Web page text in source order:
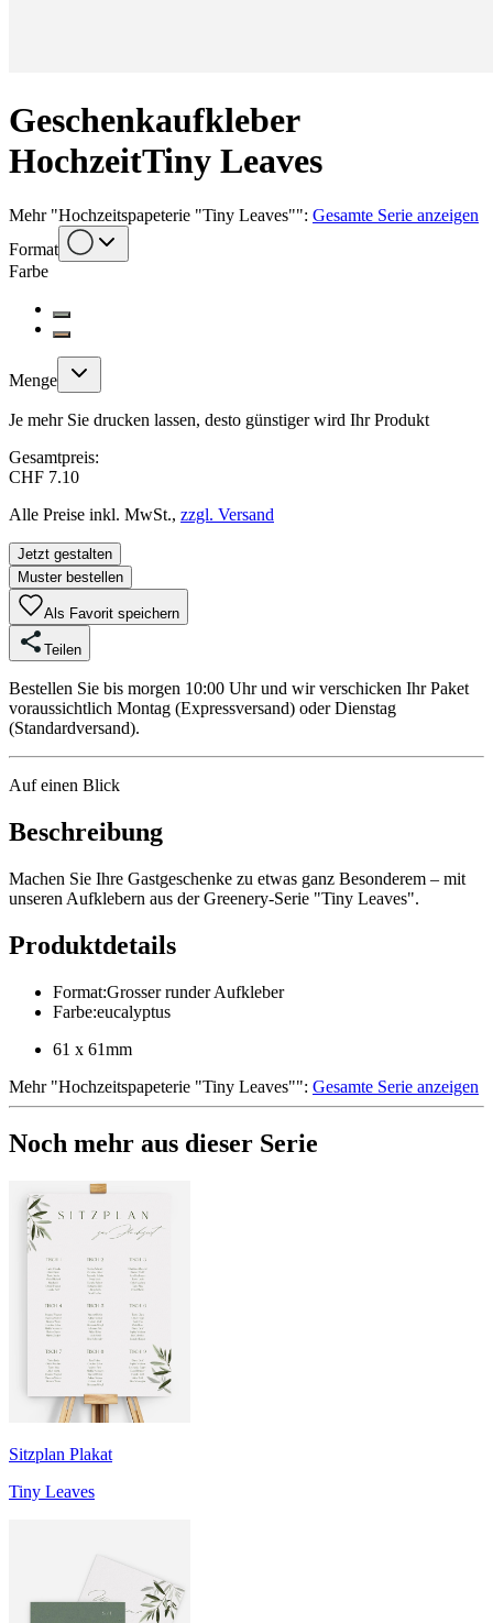
Geschenkaufkleber
HochzeitTiny Leaves
Mehr"Hochzeitspapeterie "Tiny Leaves"": Gesamte Serie anzeigen
Format
Farbe
Menge
Je mehr Sie drucken lassen, desto günstiger wird Ihr Produkt
Gesamtpreis:
CHF 7.10
Alle Preise inkl. MwSt., zzgl. Versand
Jetzt gestalten
Muster bestellen
Als Favorit speichern
Teilen
Bestellen Sie bis morgen 10:00 Uhr und wir verschicken Ihr Paket
voraussichtlich Montag (Expressversand) oder Dienstag
(Standardversand).
Auf einen Blick
Beschreibung
Machen Sie Ihre Gastgeschenke zu etwas ganz Besonderem – mit
unseren Aufklebern aus der Greenery-Serie "Tiny Leaves".
Produktdetails
Format:Grosser runder Aufkleber
Farbe:eucalyptus
61 x 61mm
Mehr"Hochzeitspapeterie "Tiny Leaves"": Gesamte Serie anzeigen
Noch mehr aus dieser Serie
Sitzplan Plakat
Tiny Leaves